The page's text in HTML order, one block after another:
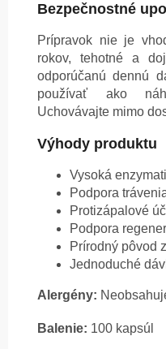
Bezpečnostné
Prípravok nie je
rokov, tehotné a
odporúčanú dennú
používať ako
Uchovávajte mimo
Výhody produktu
Vysoká
Podpora
Protizápalové
Podpora
Prírodný pôvod
Jednoduché
Alergény:
Balenie: 100 kapsúl